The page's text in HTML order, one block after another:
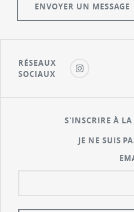
RÉSEAUX
SOCIAUX
S'INSCRIRE À
JE NE SUIS